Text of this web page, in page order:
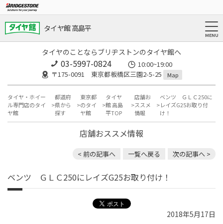
タイヤ館 高島平
タイヤのことならブリヂストンのタイヤ館へ
03-5997-0824
10:00~19:00
〒175-0091 東京都板橋区三園2-5-25
Map
タイヤ・ホイー
ル専門店のタイ
ヤ館
都道府
県から
探す
東京都
のタイ
ヤ館
タイヤ
館 高島
平TOP
店舗お
ススメ
情報
ベンツ ＧＬＣ250に
レイズG25お取り付
け！
店舗おススメ情報
< 前の記事へ 一覧へ戻る 次の記事へ >
ベンツ ＧＬＣ250にレイズG25お取り付け！
2018年5月17日